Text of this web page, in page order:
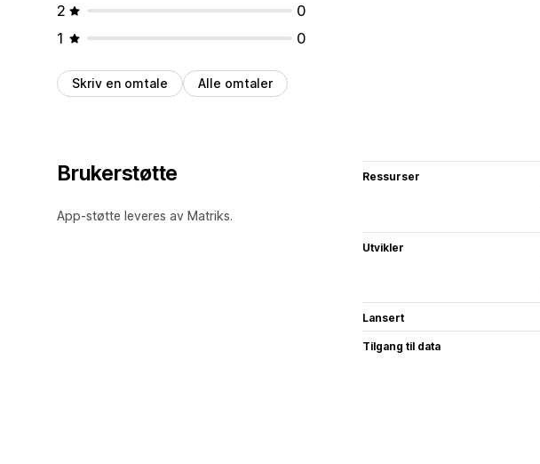
2
0
1
0
Skriv en omtale Alle omtaler
Brukerstøtte
App-støtte leveres av Matriks.
Ressurser
Utvikler
Lansert
Tilgang til data